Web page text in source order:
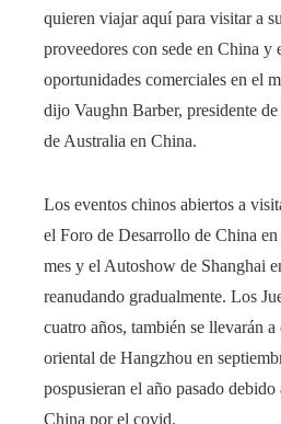
quieren viajar aquí para visitar a
proveedores con sede en China y
oportunidades comerciales en el
dijo Vaughn Barber, presidente
de Australia en China.
Los eventos chinos abiertos a
el Foro de Desarrollo de China
mes y el Autoshow de Shanghai
reanudando gradualmente. Los
cuatro años, también se llevarán
oriental de Hangzhou en
pospusieran el año pasado
China por el covid.